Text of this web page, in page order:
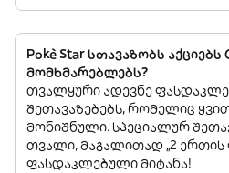
Pokè Star სთავაზობს აქციებს
მომხმარებლებს?
თვალყური ადევნე
შეთავაზებებს, რომელიც
მონიშნული. სპეციალურ
თვალი, მაგალითად „2 ერთის
ფასდაკლებული მიტანა!